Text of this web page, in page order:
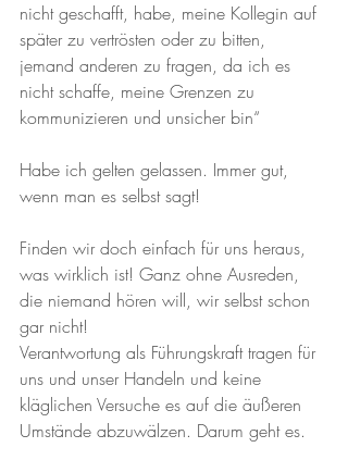
nicht geschafft, habe, meine Kollegin auf
später zu vertrösten oder zu bitten,
jemand anderen zu fragen, da ich es
nicht schaffe, meine Grenzen zu
kommunizieren und unsicher bin“
Habe ich gelten gelassen. Immer gut,
wenn man es selbst sagt!
Finden wir doch einfach für uns heraus,
was wirklich ist! Ganz ohne Ausreden,
die niemand hören will, wir selbst schon
gar nicht!
Verantwortung als Führungskraft tragen für
uns und unser Handeln und keine
kläglichen Versuche es auf die äußeren
Umstände abzuwälzen. Darum geht es.